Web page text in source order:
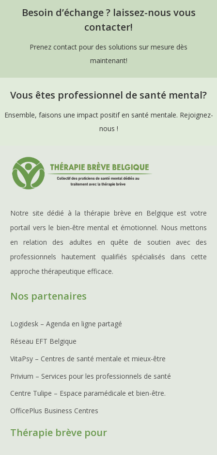
Besoin d’échange ? laissez-nous vous
contacter!
Prenez contact pour des solutions sur mesure dès
maintenant!
Vous êtes professionnel de santé mental?
Ensemble, faisons une impact positif en santé mentale. Rejoignez-
nous !
Notre site dédié à la thérapie brève en Belgique est votre
portail vers le bien-être mental et émotionnel. Nous mettons
en relation des adultes en quête de soutien avec des
professionnels hautement qualifiés spécialisés dans cette
approche thérapeutique efficace.
Nos partenaires
Logidesk – Agenda en ligne partagé
Réseau EFT Belgique
VitaPsy – Centres de santé mentale et mieux-être
Privium – Services pour les professionnels de santé
Centre Tulipe – Espace paramédicale et bien-être.
OfficePlus Business Centres
Thérapie brève pour